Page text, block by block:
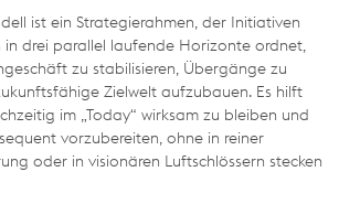
ist ein Strategierahmen, der Initiativen
in drei parallel laufende Horizonte ordnet,
zu stabilisieren, Übergänge zu
Zielwelt aufzubauen. Es hilft
im „Today“ wirksam zu bleiben und
vorzubereiten, ohne in reiner
oder in visionären Luftschlössern stecken